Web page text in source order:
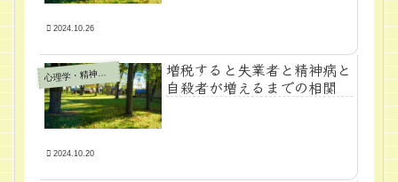
2024.10.26
心
理学・精神医学
増税すると失業者と精神病と
自殺者が増えるまでの相関
2024.10.20